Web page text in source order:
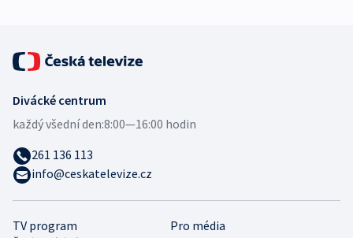
TV program
Pro média
Divácké centrum
každý všední den:8:00—16:00 hodin
261 136 113
info@ceskatelevize.cz